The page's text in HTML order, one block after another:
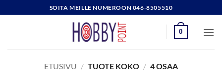
to
SOITA MEILLE NUMEROON 046-8505510
0
ETUSIVU / TUOTE KOKO / 4 OSAA